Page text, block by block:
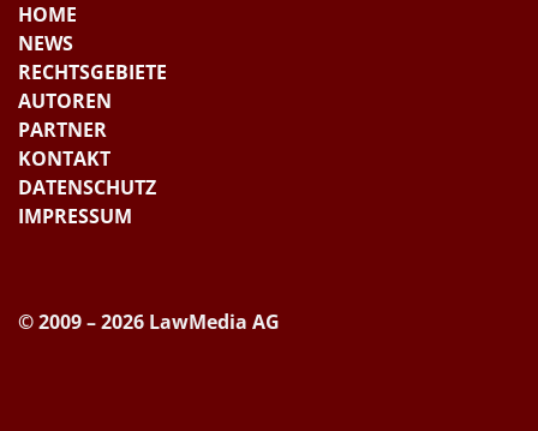
HOME
NEWS
RECHTSGEBIETE
AUTOREN
PARTNER
KONTAKT
DATENSCHUTZ
IMPRESSUM
© 2009 – 2026 LawMedia AG